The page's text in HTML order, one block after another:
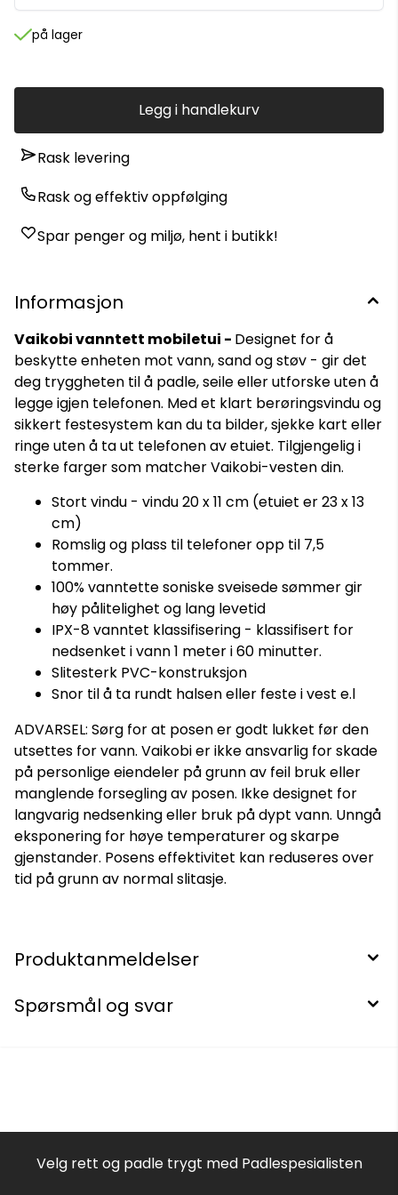
ansvarlig for skade på personlige eiendeler på grunn av feil
bruk eller manglende forsegling av posen. Ikke designet for
langvarig nedsenking eller bruk på dypt vann. Unngå
normal slitasje.
på lager
Legg i handlekurv
Rask levering
Rask og effektiv oppfølging
Spar penger og miljø, hent i butikk!
Informasjon
Vaikobi vanntett mobiletui - Designet for å
beskytte enheten mot vann, sand og støv - gir det
deg tryggheten til å padle, seile eller utforske uten å
legge igjen telefonen. Med et klart berøringsvindu og
sikkert festesystem kan du ta bilder, sjekke kart eller
ringe uten å ta ut telefonen av etuiet. Tilgjengelig i
sterke farger som matcher Vaikobi-vesten din.
Stort vindu - vindu 20 x 11 cm (etuiet er 23 x 13
cm)
Romslig og plass til telefoner opp til 7,5
tommer.
100% vanntette soniske sveisede sømmer gir
høy pålitelighet og lang levetid
IPX-8 vanntet klassifisering - klassifisert for
nedsenket i vann 1 meter i 60 minutter.
Slitesterk PVC-konstruksjon
Snor til å ta rundt halsen eller feste i vest e.l
ADVARSEL: Sørg for at posen er godt lukket før den
utsettes for vann. Vaikobi er ikke ansvarlig for skade
på personlige eiendeler på grunn av feil bruk eller
manglende forsegling av posen. Ikke designet for
langvarig nedsenking eller bruk på dypt vann. Unngå
eksponering for høye temperaturer og skarpe
gjenstander. Posens effektivitet kan reduseres over
tid på grunn av normal slitasje.
Produktanmeldelser
Spørsmål og svar
Velg rett og padle trygt med Padlespesialisten